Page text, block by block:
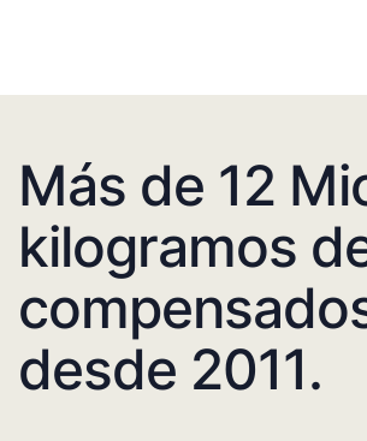
Más de 12
kilogramos
desde 2011.